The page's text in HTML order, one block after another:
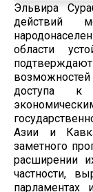
Эльвира
действий
области
доступа к
Азии и
заметного
расширении
частности,
парламентах